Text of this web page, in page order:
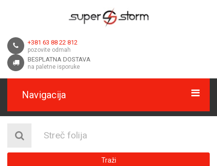
+381 63 88 22 812
pozovite odmah
BESPLATNA DOSTAVA
na paletne isporuke
Navigacija
Traži